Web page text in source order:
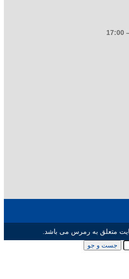
متعلق به رمرس می باشد.
جست و جو